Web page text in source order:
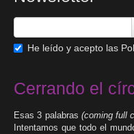
He leído y acepto las
Cerrando el
Esas 3 palabras (coming full
Intentamos que todo el